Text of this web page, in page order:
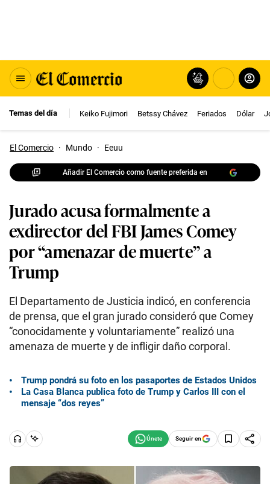
Temas del día Keiko Fujimori Betssy Chávez Feriados Dólar
El Comercio · Mundo · Eeuu
Añadir El Comercio como fuente preferida en
Jurado acusa formalmente a
exdirector del FBI James Comey
por “amenazar de muerte” a
Trump
El Departamento de Justicia indicó, en conferencia
de prensa, que el gran jurado consideró que Comey
“conocidamente y voluntariamente” realizó una
amenaza de muerte y de infligir daño corporal.
Trump pondrá su foto en los pasaportes de Estados Unidos
La Casa Blanca publica foto de Trump y Carlos III con el
mensaje “dos reyes”
Seguir en